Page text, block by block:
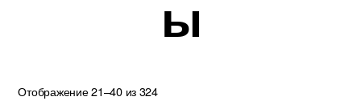
ы
Отображение 21–40 из 324